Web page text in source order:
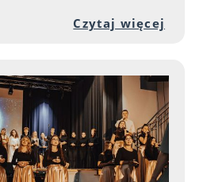
Czytaj więcej